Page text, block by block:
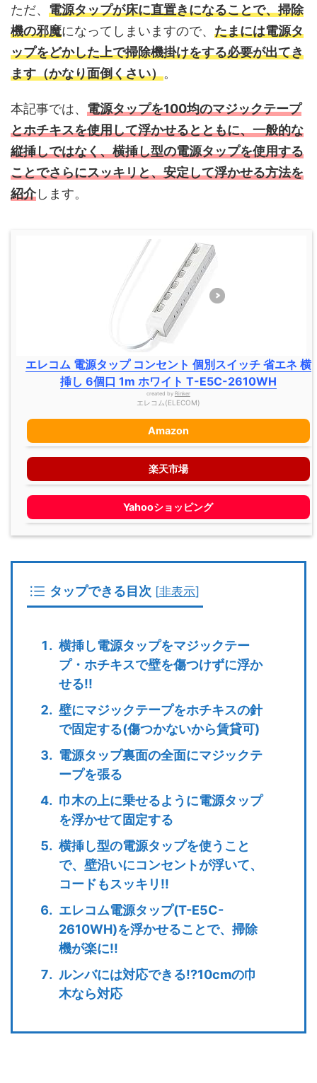
ただ、 電源タップが床に直置きになることで、掃除
機の邪魔になってしまいますので、 たまには電源タ
ップをどかした上で掃除機掛けをする必要が出てき
ます（かなり面倒くさい）。
本記事では、 電源タップを100均のマジックテープ
とホチキスを使用して浮かせるとともに、一般的な
縦挿しではなく、横挿し型の電源タップを使用する
ことでさらにスッキリと、安定して浮かせる方法を
紹介します。
エレコム 電源タップ コンセント 個別スイッチ 省エネ 横
挿し 6個口 1m ホワイト T-E5C-2610WH
created by Rinker
エレコム(ELECOM)
Amazon
楽天市場
Yahooショッピング
タップできる目次 [非表示]
横挿し電源タップをマジックテー
プ・ホチキスで壁を傷つけずに浮か
せる!!
壁にマジックテープをホチキスの針
で固定する(傷つかないから賃貸可)
電源タップ裏面の全面にマジックテ
ープを張る
巾木の上に乗せるように電源タップ
を浮かせて固定する
横挿し型の電源タップを使うこと
で、壁沿いにコンセントが浮いて、
コードもスッキリ!!
エレコム電源タップ(T-E5C-
2610WH)を浮かせることで、掃除
機が楽に!!
ルンバには対応できる!?10cmの巾
木なら対応